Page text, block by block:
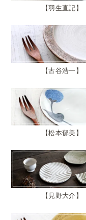
羽生直記
古谷浩一
松本郁美
見野大介